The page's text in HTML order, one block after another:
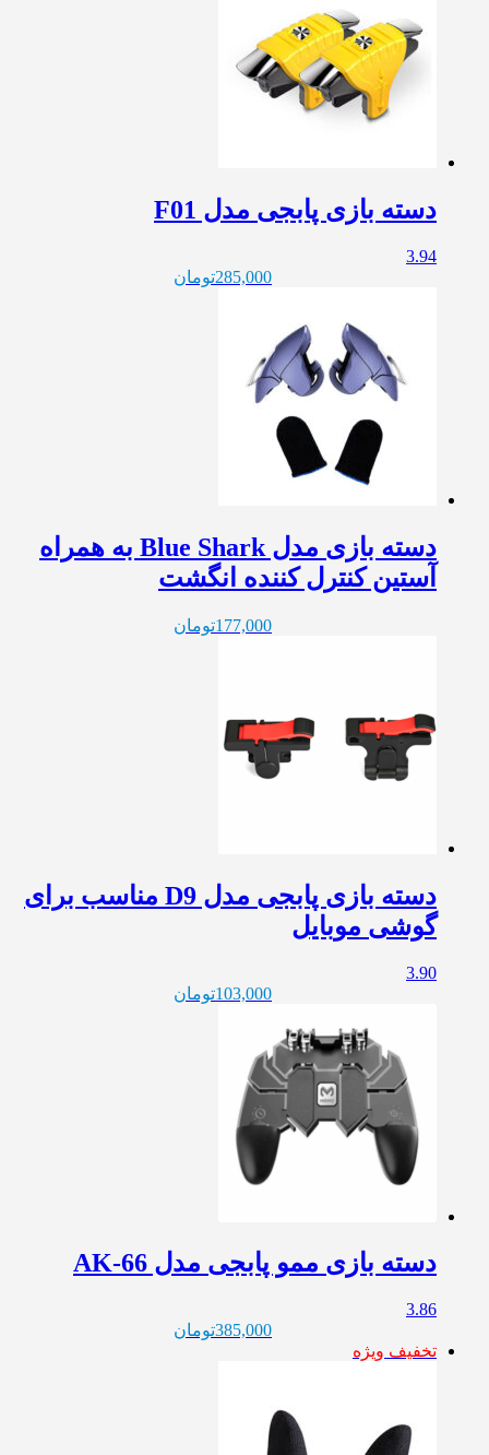
دسته بازی پابجی مدل F01
3.94
285,000تومان
دسته بازی مدل Blue Shark به همراه
آستین کنترل کننده انگشت
177,000تومان
دسته بازی پابجی مدل D9 مناسب برای
گوشی موبایل
3.90
103,000تومان
دسته بازی ممو پابجی مدل AK-66
3.86
385,000تومان
تخفیف ویژه